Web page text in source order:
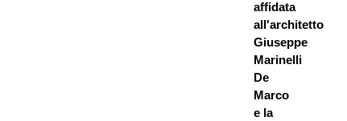
affidata
all'architetto
Giuseppe
Marinelli
De
Marco
e la